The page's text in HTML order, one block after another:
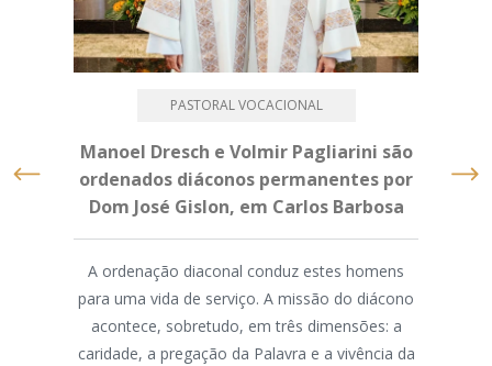
PASTORAL VOCACIONAL
Manoel Dresch e Volmir Pagliarini são
ordenados diáconos permanentes por
Dom José Gislon, em Carlos Barbosa
A ordenação diaconal conduz estes homens
para uma vida de serviço. A missão do diácono
acontece, sobretudo, em três dimensões: a
caridade, a pregação da Palavra e a vivência da